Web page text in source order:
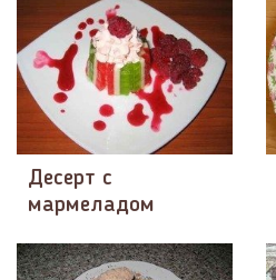
Десерт с
мармеладом